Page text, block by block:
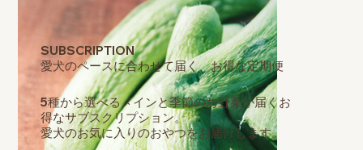
SUBSCRIPTION
愛犬のペースに合わせて届く、お得な定期便
5種から選べるメインと季節のお野菜が届くお
得なサブスクリプション。
愛犬のお気に入りのおやつをお届けします。